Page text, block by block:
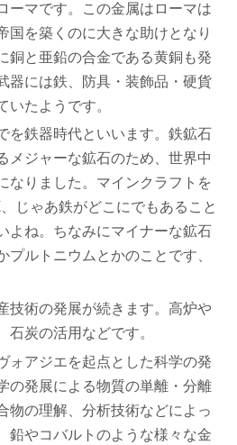
ーマです。この金属はローマは
国を築くのに大きな助けとなり
銅と亜鉛の合金である黄銅も発
器には鉄、防具・装飾品・硬貨
たようです。
を鉄器時代といいます。鉄鉱石
メジャーな鉱石のため、世界中
なりました。マインクラフトを
じゃあ鉄がどこにでもあること
よね。ちなみにマイナーな鉱石
ルトニウムとかのことです、
技術の発展が続きます。高炉や
炭の活用などです。
ォアジエを起点とした科学の発
の発展による物質の単離・分離
物の理解、分析技術などによっ
鉛やコバルトのような様々な金